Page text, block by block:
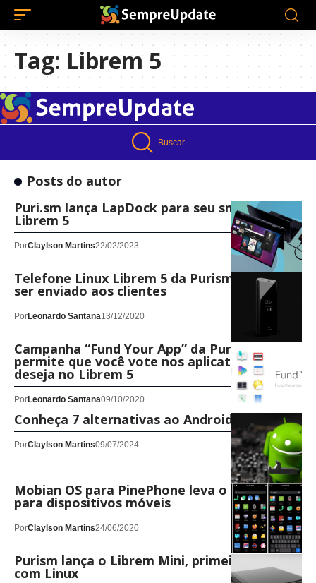
Tag: Librem 5
Buscar
Posts do autor
Puri.sm lança LapDock para seu smartphone
Librem 5
PorClaylson Martins22/02/2023
Telefone Linux Librem 5 da Purism começa a
ser enviado aos clientes
PorLeonardo Santana13/12/2020
Campanha “Fund Your App” da Purism
permite que você vote nos aplicativos que
deseja no Librem 5
PorLeonardo Santana09/10/2020
Conheça 7 alternativas ao Android
PorClaylson Martins09/07/2024
Mobian OS para PinePhone leva o Debian
para dispositivos móveis
PorClaylson Martins24/06/2020
Purism lança o Librem Mini, primeiro mini PC
com Linux